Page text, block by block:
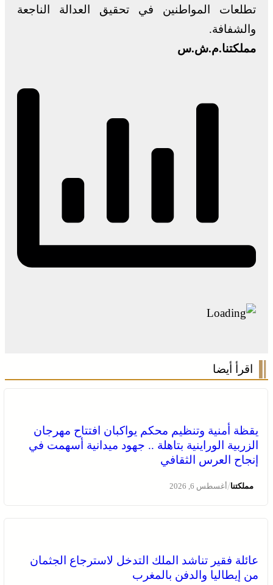
تطلعات المواطنين في تحقيق العدالة الناجعة
والشفافة.
مملكتنا.م.ش.س
اقرأ أيضا
يقظة أمنية وتنظيم محكم يواكبان افتتاح مهرجان
الزربية الوراينية بتاهلة .. جهود ميدانية أسهمت في
إنجاح العرس الثقافي
مملكتنا/أغسطس 6, 2026
عائلة فقير تناشد الملك التدخل لاسترجاع الجثمان
من إيطاليا والدفن بالمغرب